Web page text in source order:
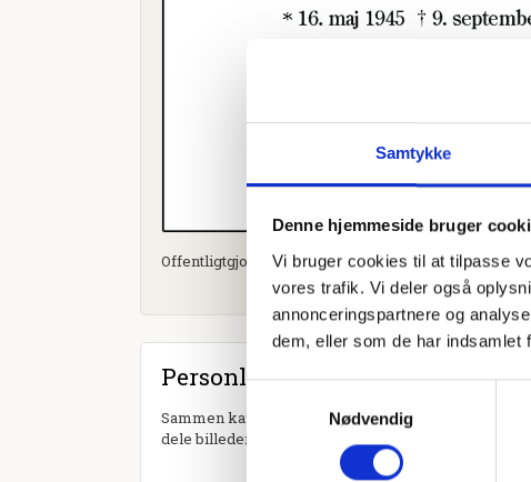
Samtykke
Denne hjemmeside bruger
Vi bruger cookies til at tilpasse
vores trafik. Vi deler også
annonceringspartnere og
dem, eller som de har indsamlet
Nødvendig
Offentligtgjort i Ugeavisen Esbjerg d. 13. september
Personlig hilsen
Sammen kan vi mindes Jens Kierkegaard. Du kan
dele billeder og video eller blot sende et hjerte eller